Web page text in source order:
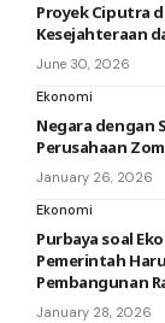
Proyek Ciputra
Kesejahteraan
June 30, 2026
Ekonomi
Negara dengan
Perusahaan
January 26, 2026
Ekonomi
Purbaya soal
Pemerintah
Pembangunan
January 28, 2026